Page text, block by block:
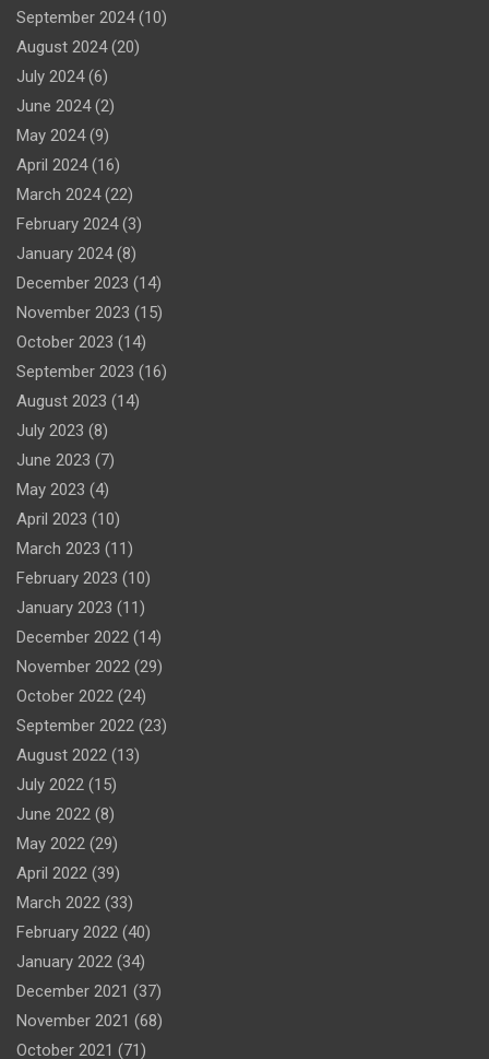
September 2024(10)
August 2024(20)
July 2024(6)
June 2024(2)
May 2024(9)
April 2024(16)
March 2024(22)
February 2024(3)
January 2024(8)
December 2023 (14)
November 2023 (15)
October 2023 (14)
September 2023 (16)
August 2023 (14)
July 2023 (8)
June 2023 (7)
May 2023 (4)
April 2023 (10)
March 2023 (11)
February 2023 (10)
January 2023 (11)
December 2022 (14)
November 2022 (29)
October 2022 (24)
September 2022 (23)
August 2022 (13)
July 2022 (15)
June 2022 (8)
May 2022 (29)
April 2022 (39)
March 2022 (33)
February 2022 (40)
January 2022 (34)
December 2021 (37)
November 2021 (68)
October 2021 (71)